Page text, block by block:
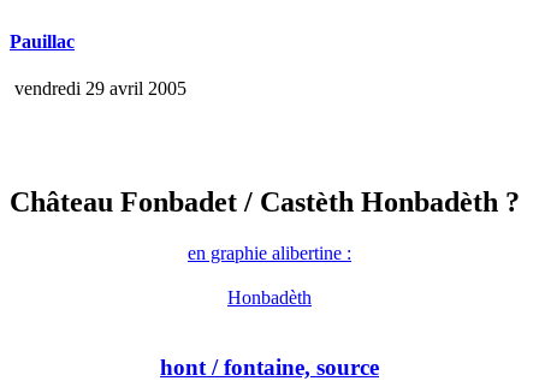
Pauillac
vendredi 29 avril 2005
Château Fonbadet / Castèth Honbadèth ?
en graphie alibertine :
Honbadèth
hont / fontaine, source